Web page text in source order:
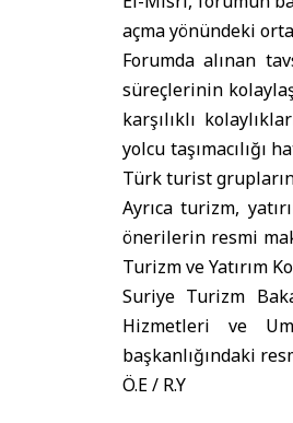
açma yönündeki
Forumda alınan
süreçlerinin
karşılıklı
yolcu taşımacılığı
Türk turist
Ayrıca turizm,
önerilerin resmi
Turizm ve Yatırım
Suriye Turizm
Hizmetleri ve
başkanlığındaki
Ö.E / R.Y